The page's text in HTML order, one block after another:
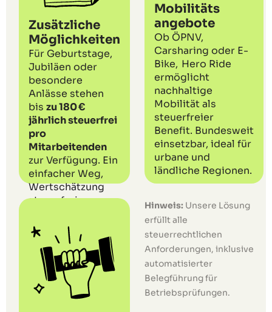
Zusätzliche
Möglichkeiten
Für Geburtstage,
Jubiläen oder
besondere
Anlässe stehen
biszu 180 €
jährlich steuerfrei
pro
Mitarbeitenden
zur Verfügung. Ein
einfacher Weg,
Wertschätzung
steuerfrei
Mobilitäts
angebote
Ob ÖPNV,
Carsharing oder E-
Bike, Hero Ride
ermöglicht
nachhaltige
Mobilität als
steuerfreier
Benefit. Bundesweit
einsetzbar, ideal für
urbane und
ländliche Regionen.
Hinweis: Unsere Lösung
erfüllt alle
steuerrechtlichen
Anforderungen, inklusive
automatisierter
Belegführung für
Betriebsprüfungen.